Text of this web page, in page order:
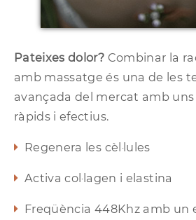
Pateixes dolor? Combinar la
amb massatge és una de les
avançada del mercat amb
ràpids i efectius.
Regenera les cèl·lules
Activa col·lagen i elastina
Freqüència 448Khz amb un